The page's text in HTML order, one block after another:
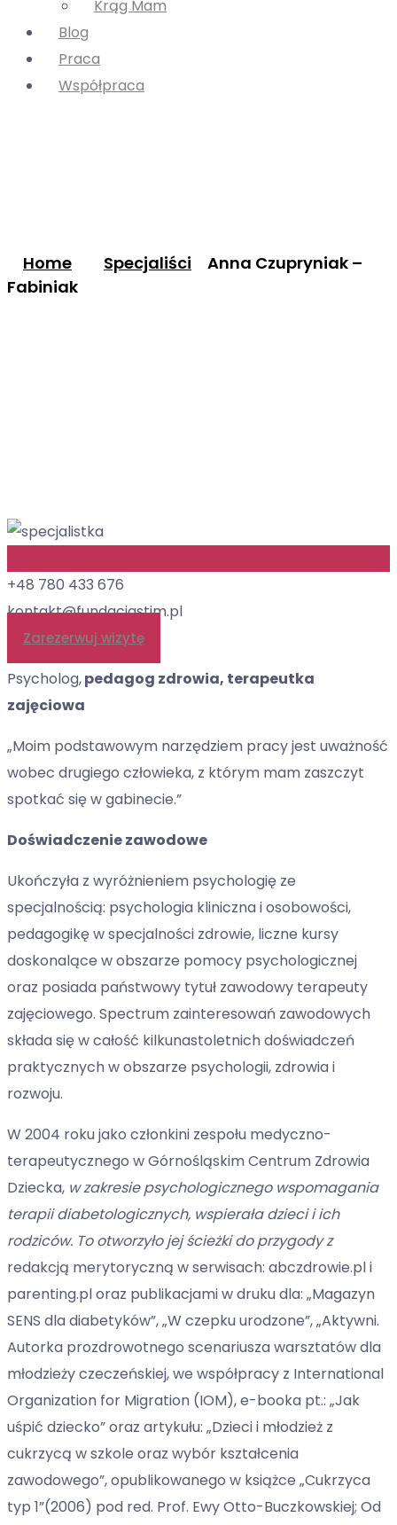
Krąg Mam
Blog
Praca
Współpraca
Home Specjaliści
Anna Czupryniak –
Fabiniak
+48 780 433 676
kontakt@fundacjastim.pl
Zarezerwuj wizytę
Psycholog,pedagog zdrowia, terapeutka
zajęciowa
„Moim podstawowym narzędziem pracy jest uważność
wobec drugiego człowieka, z którym mam zaszczyt
spotkać się w gabinecie.”
Doświadczenie zawodowe
Ukończyła z wyróżnieniem psychologię ze
specjalnością: psychologia kliniczna i osobowości,
pedagogikę w specjalności zdrowie, liczne kursy
doskonalące w obszarze pomocy psychologicznej
oraz posiada państwowy tytuł zawodowy terapeuty
zajęciowego. Spectrum zainteresowań zawodowych
składa się w całość kilkunastoletnich doświadczeń
praktycznych w obszarze psychologii, zdrowia i
rozwoju.
W 2004 roku jako członkini zespołu medyczno-
terapeutycznego w Górnośląskim Centrum Zdrowia
Dziecka, w zakresie psychologicznego wspomagania
terapii diabetologicznych, wspierała dzieci i ich
rodziców. To otworzyło jej ścieżki do przygody z
redakcją merytoryczną w serwisach: abczdrowie.pl i
parenting.pl oraz publikacjami w druku dla: „Magazyn
SENS dla diabetyków”, „W czepku urodzone”, „Aktywni.
Autorka prozdrowotnego scenariusza warsztatów dla
młodzieży czeczeńskiej, we współpracy z International
Organization for Migration (IOM), e-booka pt.: „Jak
uśpić dziecko” oraz artykułu: „Dzieci i młodzież z
cukrzycą w szkole oraz wybór kształcenia
zawodowego”, opublikowanego w książce „Cukrzyca
typ 1”(2006) pod red. Prof. Ewy Otto-Buczkowskiej; Od